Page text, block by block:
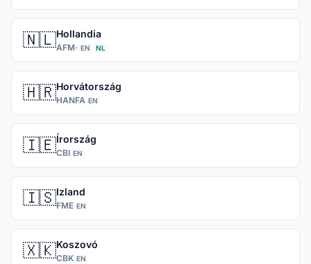
🇳🇱Hollandia
AFM· EN NL
🇭🇷Horvátország
HANFA EN
🇮🇪Írország
CBI EN
🇮🇸Izland
FME EN
🇽🇰Koszovó
CBK EN